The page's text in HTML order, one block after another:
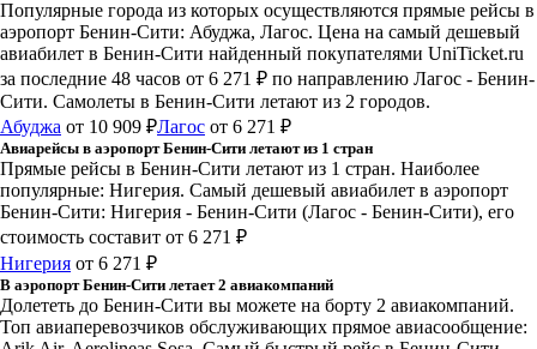
Популярные города из которых осуществляются прямые рейсы в
аэропорт Бенин-Сити: Абуджа, Лагос. Цена на самый дешевый
авиабилет в Бенин-Сити найденный покупателями UniTicket.ru
за последние 48 часов от 6 271 ₽ по направлению Лагос - Бенин-
Сити. Самолеты в Бенин-Сити летают из 2 городов.
Абуджа от 10 909 ₽Лагос от 6 271 ₽
Авиарейсы в аэропорт Бенин-Сити летают из 1 стран
Прямые рейсы в Бенин-Сити летают из 1 стран. Наиболее
популярные: Нигерия. Самый дешевый авиабилет в аэропорт
Бенин-Сити: Нигерия - Бенин-Сити (Лагос - Бенин-Сити), его
стоимость составит от 6 271 ₽
Нигерия от 6 271 ₽
В аэропорт Бенин-Сити летает 2 авиакомпаний
Долететь до Бенин-Сити вы можете на борту 2 авиакомпаний.
Топ авиаперевозчиков обслуживающих прямое авиасообщение: